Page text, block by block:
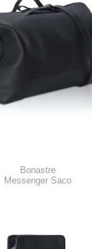
Bonastre
Messenger Saco